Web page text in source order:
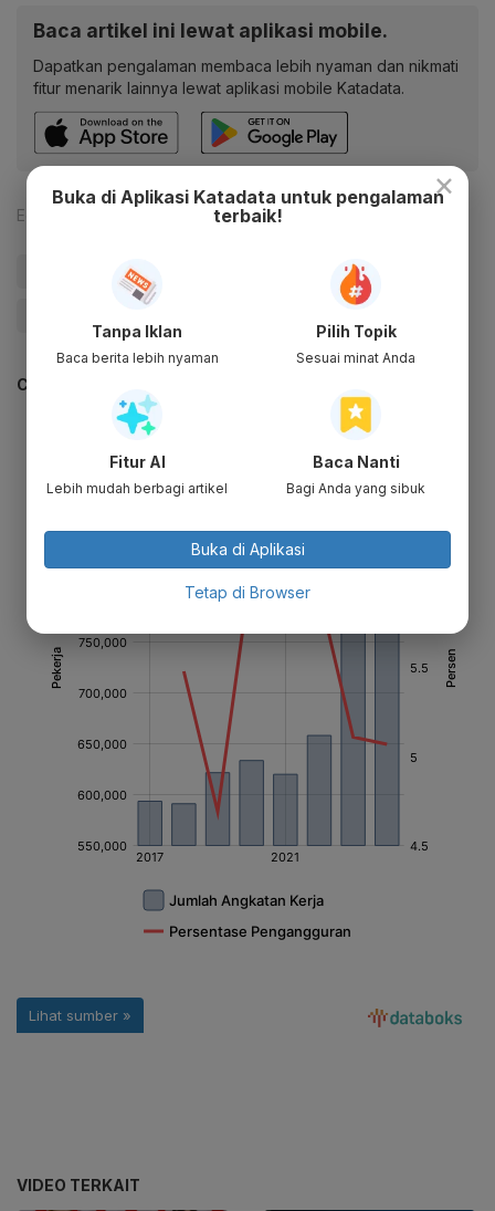
Baca artikel ini lewat aplikasi mobile.
Dapatkan pengalaman membaca lebih nyaman dan nikmati
fitur menarik lainnya lewat aplikasi mobile Katadata.
Editor:
#Pengangguran #Tenaga Kerja Indonesia
CEK JUGA DATA INI
VIDEO TERKAIT
×
Buka di Aplikasi Katadata untuk pengalaman
terbaik!
Tanpa Iklan
Baca berita lebih nyaman
Pilih Topik
Sesuai minat Anda
Fitur AI
Lebih mudah berbagi artikel
Baca Nanti
Bagi Anda yang sibuk
Buka di Aplikasi
Tetap di Browser